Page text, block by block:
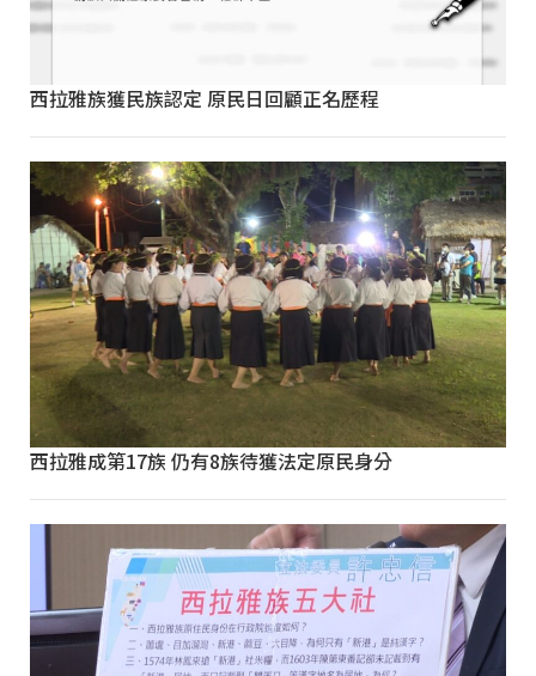
西拉雅族獲民族認定 原民日回顧正名歷程
西拉雅成第17族 仍有8族待獲法定原民身分